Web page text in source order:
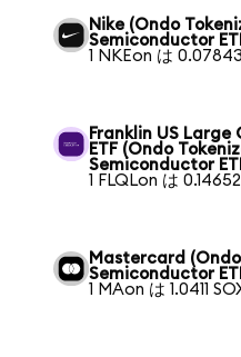
Nike (Ondo
Semiconductor
1 NKEon は
Franklin US
ETF (Ondo
Semiconductor
1 FLQLon は
Mastercard
Semiconductor
1 MAon は 1.0411